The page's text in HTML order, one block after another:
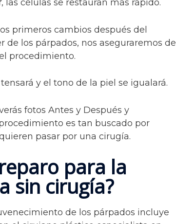
, las células se restauran más rápido.
primeros cambios después del
de los párpados, nos aseguraremos de
procedimiento.
y el tono de la piel se igualará.
fotos Antes y Después y
es tan buscado por
pasar por una cirugía.
para la
sin cirugía?
de los párpados incluye